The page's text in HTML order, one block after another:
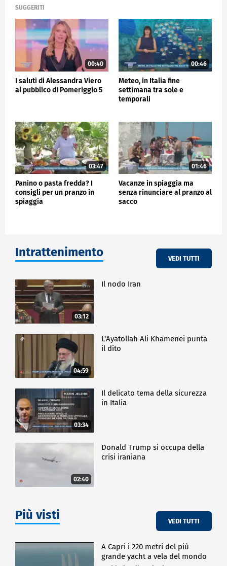
SUGGERITI
00:40
I saluti di Alessandra Viero
al pubblico di Pomeriggio 5
00:46
Meteo, in Italia fine
settimana tra sole e
temporali
03:47
Panino o pasta fredda? I
consigli per un pranzo in
spiaggia
01:46
Vacanze in spiaggia ma
senza rinunciare al pranzo al
sacco
Intrattenimento VEDI TUTTI
03:12
Il nodo Iran
04:59
L'Ayatollah Ali Khamenei punta
il dito
03:34
Il delicato tema della sicurezza
in Italia
02:40
Donald Trump si occupa della
crisi iraniana
Più visti VEDI TUTTI
A Capri i 220 metri del più
grande yacht a vela del mondo